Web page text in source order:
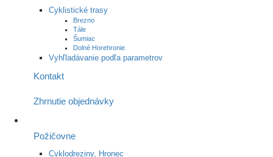
Cyklistické trasy
Brezno
Tále
Šumiac
Dolné Horehronie
Vyhľladávanie podľa parametrov
Kontakt
Zhrnutie objednávky
Požičovne
Cyklodreziny, Hronec